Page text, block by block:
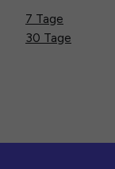
7 Tage
30 Tage